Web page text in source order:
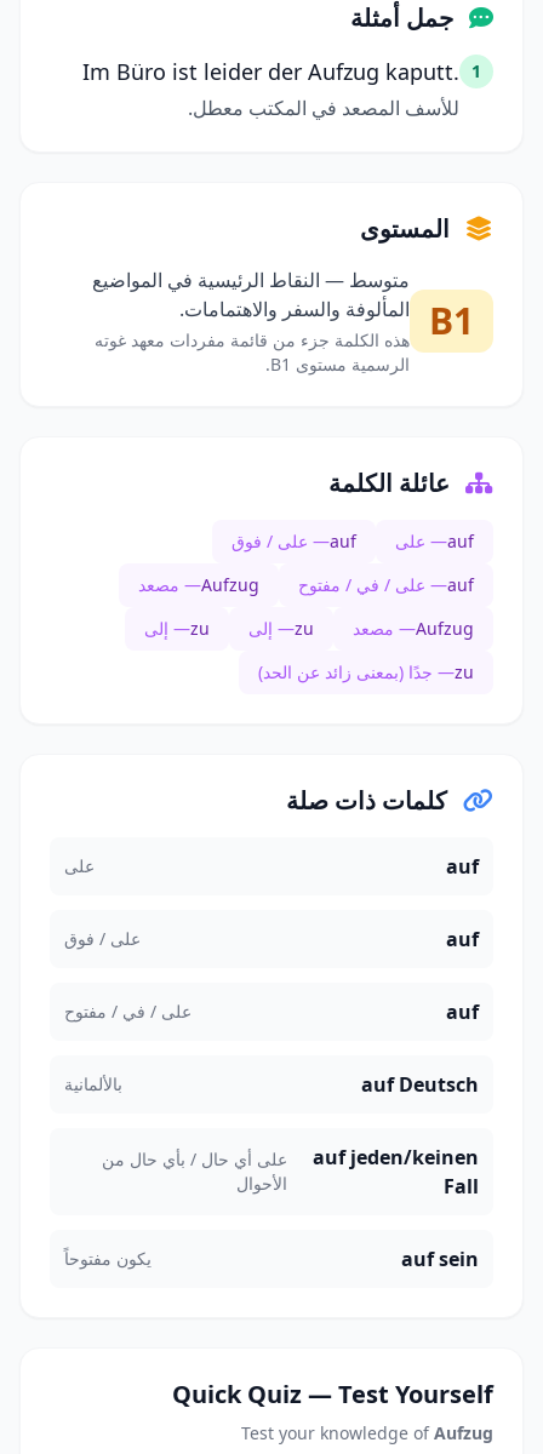
جمل أمثلة
1
Im Büro ist leider der Aufzug kaputt.
للأسف المصعد في المكتب معطل.
المستوى
B1
متوسط — النقاط الرئيسية في المواضيع
المألوفة والسفر والاهتمامات.
هذه الكلمة جزء من قائمة مفردات معهد غوته
الرسمية مستوى B1.
عائلة الكلمة
auf— على auf— على / فوق
auf— على / في / مفتوح Aufzug— مصعد
Aufzug— مصعد zu— إلى zu— إلى
zu— جدًا (بمعنى زائد عن الحد)
كلمات ذات صلة
auf على
auf على / فوق
auf على / في / مفتوح
auf Deutsch بالألمانية
auf jeden/keinen
Fall
على أي حال / بأي حال من
الأحوال
auf sein يكون مفتوحاً
Quick Quiz — Test Yourself
Test your knowledge ofAufzug